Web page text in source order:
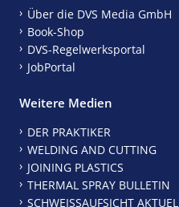
Über die DVS Media GmbH
Book-Shop
DVS-Regelwerksportal
JobPortal
Weitere Medien
DER PRAKTIKER
WELDING AND CUTTING
JOINING PLASTICS
THERMAL SPRAY BULLETIN
SCHWEISSAUFSICHT